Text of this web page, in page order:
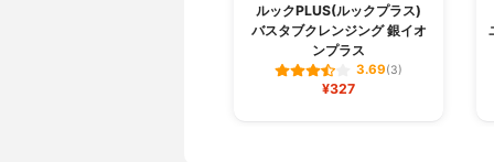
ルックPLUS(ルックプラス)
バスタブクレンジング 銀イオ
ンプラス
3.69(3)
¥327